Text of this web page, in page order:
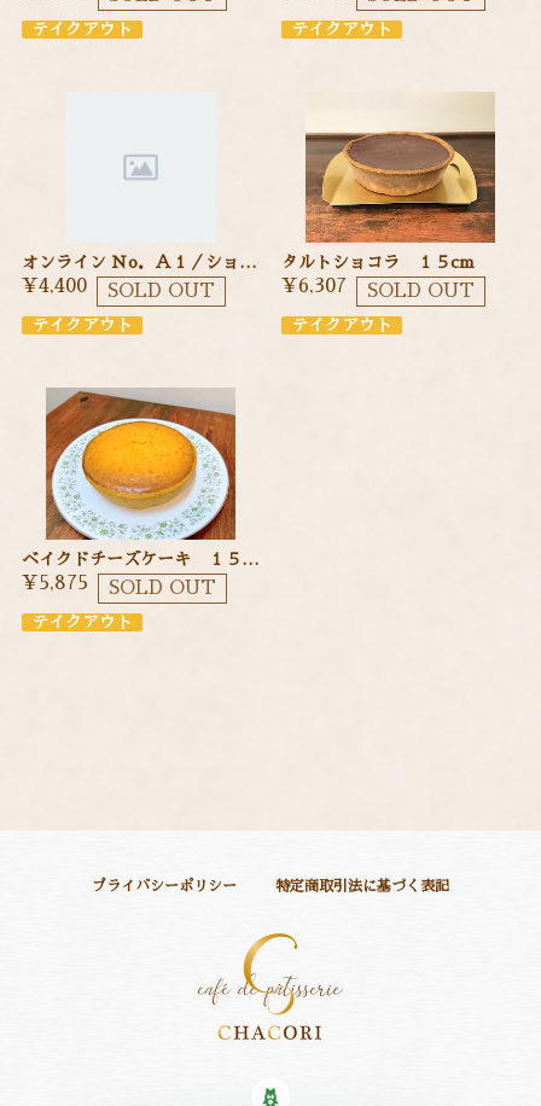
テイクアウト テイクアウト
オンライン Ｎo．Ａ１／ショートケーキ １２cm 季節のフルーツを使ったショートケーキ
¥4,400 SOLD OUT
テイクアウト
タルトショコラ １５cm
¥6,307 SOLD OUT
テイクアウト
ベイクドチーズケーキ １５cm
¥5,875 SOLD OUT
テイクアウト
プライバシーポリシー 特定商取引法に基づく表記